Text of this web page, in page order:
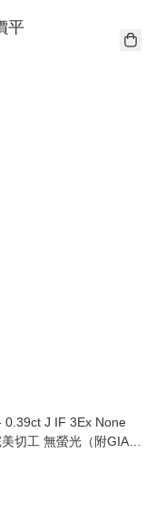
平
0.39ct J IF 3Ex None
切工 無螢光（附GIA證